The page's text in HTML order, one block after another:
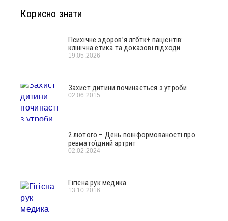
Корисно знати
Психічне здоров’я лгбтк+ пацієнтів:
клінічна етика та доказові підходи
19.05.2026
Захист дитини починається з утроби
02.06.2015
2 лютого – День поінформованості про
ревматоїдний артрит
02.02.2024
Гігієна рук медика
13.10.2016